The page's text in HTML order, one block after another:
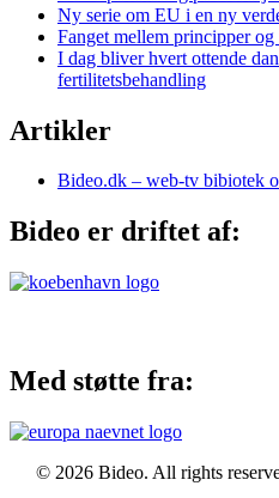
Ny serie om EU i en ny
Fanget mellem principper og
I dag bliver hvert ottende
fertilitetsbehandling
Artikler
Bideo.dk – web-tv bibiotek
Bideo er driftet af:
Med støtte fra:
© 2026 Bideo. All rights